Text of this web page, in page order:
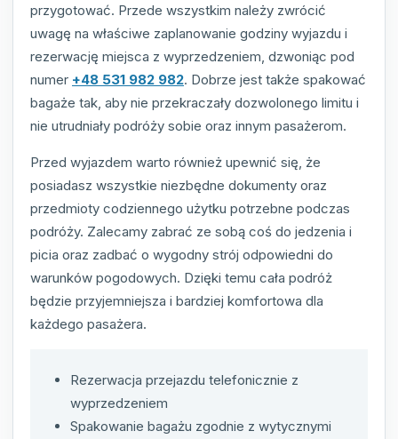
przygotować. Przede wszystkim należy zwrócić
uwagę na właściwe zaplanowanie godziny wyjazdu i
rezerwację miejsca z wyprzedzeniem, dzwoniąc pod
numer +48 531 982 982. Dobrze jest także spakować
bagaże tak, aby nie przekraczały dozwolonego limitu i
nie utrudniały podróży sobie oraz innym pasażerom.
Przed wyjazdem warto również upewnić się, że
posiadasz wszystkie niezbędne dokumenty oraz
przedmioty codziennego użytku potrzebne podczas
podróży. Zalecamy zabrać ze sobą coś do jedzenia i
picia oraz zadbać o wygodny strój odpowiedni do
warunków pogodowych. Dzięki temu cała podróż
będzie przyjemniejsza i bardziej komfortowa dla
każdego pasażera.
Rezerwacja przejazdu telefonicznie z
wyprzedzeniem
Spakowanie bagażu zgodnie z wytycznymi